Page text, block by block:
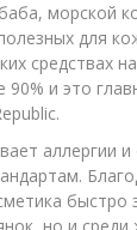
морской
для
средствах
и это
аллергии и
быстро